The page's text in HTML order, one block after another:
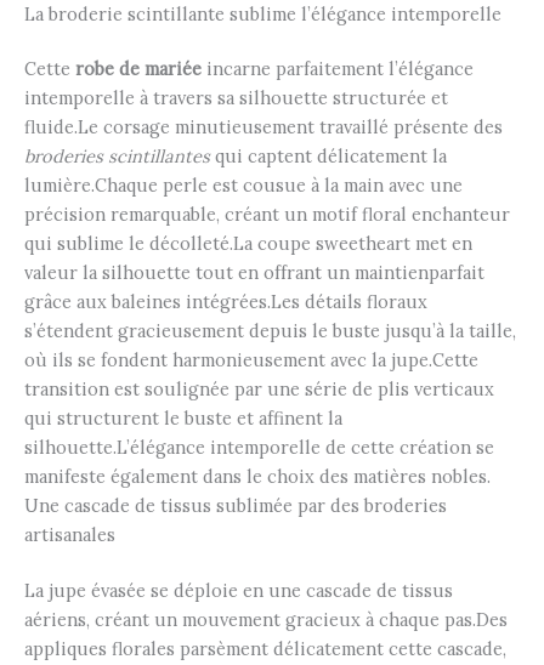
La broderie scintillante sublime l’élégance intemporelle
Cette robe de mariée incarne parfaitement l’élégance
intemporelle à travers sa silhouette structurée et
fluide.Le corsage minutieusement travaillé présente des
broderies scintillantesqui captent délicatement la
lumière.Chaque perle est cousue à la main avec une
précision remarquable, créant un motif floral enchanteur
qui sublime le décolleté.La coupe sweetheart met en
valeur la silhouette tout en offrant un maintienparfait
grâce aux baleines intégrées.Les détails floraux
s’étendent gracieusement depuis le buste jusqu’à la taille,
où ils se fondent harmonieusement avec la jupe.Cette
transition est soulignée par une série de plis verticaux
qui structurent le buste et affinent la
silhouette.L’élégance intemporelle de cette création se
manifeste également dans le choix des matières nobles.
Une cascade de tissus sublimée par des broderies
artisanales
La jupe évasée se déploie en une cascade de tissus
aériens, créant un mouvement gracieux à chaque pas.Des
appliques florales parsèment délicatement cette cascade,